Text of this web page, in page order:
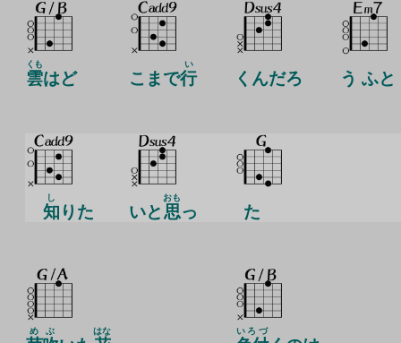
雲
くも
はど こまで行
い
くんだろ う ふと
知
し
りた いと 思
おも
っ た
めぶ はな いろづ